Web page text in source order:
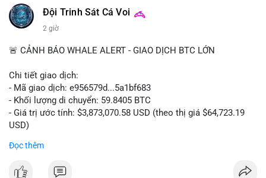
#vlikevn #titanbot
Đội Trinh Sát Cá Voi
2 giờ
🚨 CẢNH BÁO WHALE ALERT - GIAO DỊCH BTC LỚN
Chi tiết giao dịch:
- Mã giao dịch: e956579d...5a1bf683
- Khối lượng di chuyển: 59.8405 BTC
- Giá trị ước tính: $3,873,070.58 USD (theo thị giá $64,723.19
USD)
kích hoạt di chuyển trong mempool. Với quy mô này, khả năng
Đọc thêm